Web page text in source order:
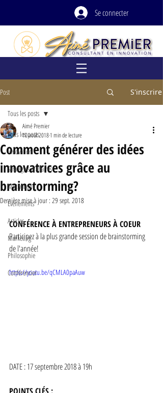
Se connecter
Post S'inscrire
Tous les posts
Innovation
Stratégies d'affaires
Motivation
Événements
Articles
Marketing
Philosophie
Conférencier
Tous les posts
Comment générer des idées
innovatrices grâce au
brainstorming?
Aimé Premier
10 août 20181 min de lecture
Dernière mise à jour : 29 sept. 2018
CONFÉRENCE À ENTREPRENEURS À COEUR
Participez à la plus grande session de brainstorming
de l'année!
https://youtu.be/qCMLA0paAuw
DATE : 17 septembre 2018 à 19h